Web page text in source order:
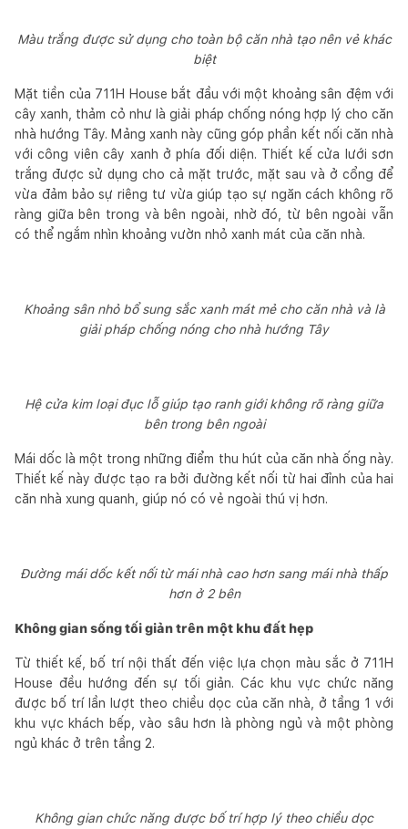
Màu trắng được sử dụng cho toàn bộ căn nhà tạo nên vẻ khác
biệt
Mặt tiền của 711H House bắt đầu với một khoảng sân đệm với
cây xanh, thảm cỏ như là giải pháp chống nóng hợp lý cho căn
nhà hướng Tây. Mảng xanh này cũng góp phần kết nối căn nhà
với công viên cây xanh ở phía đối diện. Thiết kế cửa lưới sơn
trắng được sử dụng cho cả mặt trước, mặt sau và ở cổng để
vừa đảm bảo sự riêng tư vừa giúp tạo sự ngăn cách không rõ
ràng giữa bên trong và bên ngoài, nhờ đó, từ bên ngoài vẫn
có thể ngắm nhìn khoảng vườn nhỏ xanh mát của căn nhà.
Khoảng sân nhỏ bổ sung sắc xanh mát mẻ cho căn nhà và là
giải pháp chống nóng cho nhà hướng Tây
Hệ cửa kim loại đục lỗ giúp tạo ranh giới không rõ ràng giữa
bên trong bên ngoài
Mái dốc là một trong những điểm thu hút của căn nhà ống này.
Thiết kế này được tạo ra bởi đường kết nối từ hai đỉnh của hai
căn nhà xung quanh, giúp nó có vẻ ngoài thú vị hơn.
Đường mái dốc kết nối từ mái nhà cao hơn sang mái nhà thấp
hơn ở 2 bên
Không gian sống tối giản trên một khu đất hẹp
Từ thiết kế, bố trí nội thất đến việc lựa chọn màu sắc ở 711H
House đều hướng đến sự tối giản. Các khu vực chức năng
được bố trí lần lượt theo chiều dọc của căn nhà, ở tầng 1 với
khu vực khách bếp, vào sâu hơn là phòng ngủ và một phòng
ngủ khác ở trên tầng 2.
Không gian chức năng được bố trí hợp lý theo chiều dọc